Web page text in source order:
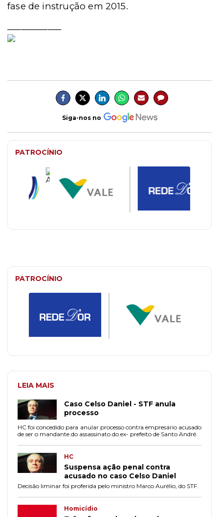
fase de instrução em 2015.
Siga-nos no
PATROCÍNIO
PATROCÍNIO
LEIA MAIS
Caso Celso Daniel - STF anula
processo
HC foi concedido para anular processo contra empresário acusado
de ser o mandante do assassinato do ex- prefeito de Santo André.
HC
Suspensa ação penal contra
acusado no caso Celso Daniel
Decisão liminar foi proferida pelo ministro Marco Aurélio, do STF.
Homicídio